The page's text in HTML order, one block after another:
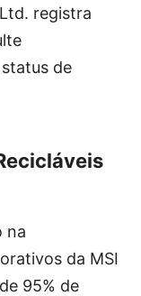
registra
de
na
da MSI
95% de